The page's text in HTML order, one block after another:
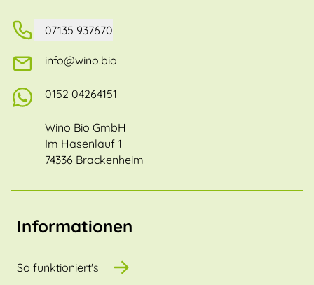
07135 937670
info@wino.bio
0152 04264151
Wino Bio GmbH
Im Hasenlauf 1
74336 Brackenheim
Informationen
So funktioniert's